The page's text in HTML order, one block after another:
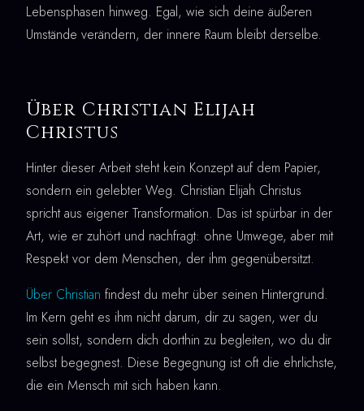
Lebensphasen hinweg. Egal, wie sich deine äußeren
Umstände verändern, der innere Raum bleibt derselbe.
Über Christian Elijah
Christus
Hinter dieser Arbeit steht kein Konzept auf dem Papier,
sondern ein gelebter Weg. Christian Elijah Christus
spricht aus eigener Transformation. Das ist spürbar in der
Art, wie er zuhört und nachfragt: ohne Umwege, aber mit
Respekt vor dem Menschen, der ihm gegenübersitzt.
Über Christian findest du mehr über seinen Hintergrund.
Im Kern geht es ihm nicht darum, dir zu sagen, wer du
sein sollst, sondern dich dorthin zu begleiten, wo du dir
selbst begegnest. Diese Begegnung ist oft die ehrlichste,
die ein Mensch mit sich haben kann.